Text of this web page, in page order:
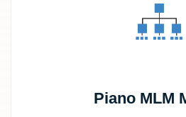
Piano MLM